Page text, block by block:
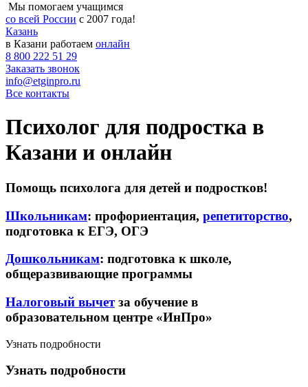
Мы помогаем учащимся
со всей России с 2007 года!
Казань
в Казани работаем онлайн
8 800 222 51 29
Заказать звонок
info@etginpro.ru
Все контакты
Психолог для подростка в
Казани и онлайн
Помощь психолога для детей и подростков!
Школьникам: профориентация, репетиторство,
подготовка к ЕГЭ, ОГЭ
Дошкольникам: подготовка к школе,
общеразвивающие программы
Налоговый вычетза обучение в
образовательном центре «ИнПро»
Узнать подробности
Узнать подробности